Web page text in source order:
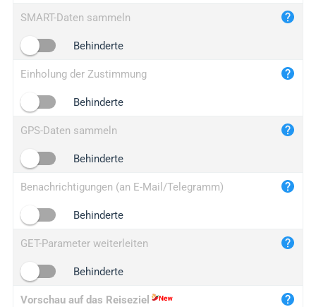
maper.info
2no.co
yip.su
iplogger.info
SMART-Daten sammeln
Behinderte
Einholung der Zustimmung
Behinderte
GPS-Daten sammeln
Behinderte
Benachrichtigungen (an E-Mail/Telegramm)
Behinderte
GET-Parameter weiterleiten
Behinderte
Vorschau auf das Reiseziel